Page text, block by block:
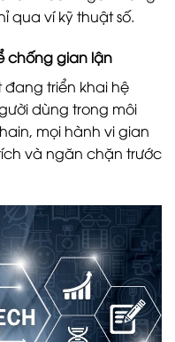
qua ví kỹ thuật số.
chống gian lận
đang triển khai hệ
dùng trong môi
mọi hành vi gian
và ngăn chặn trước